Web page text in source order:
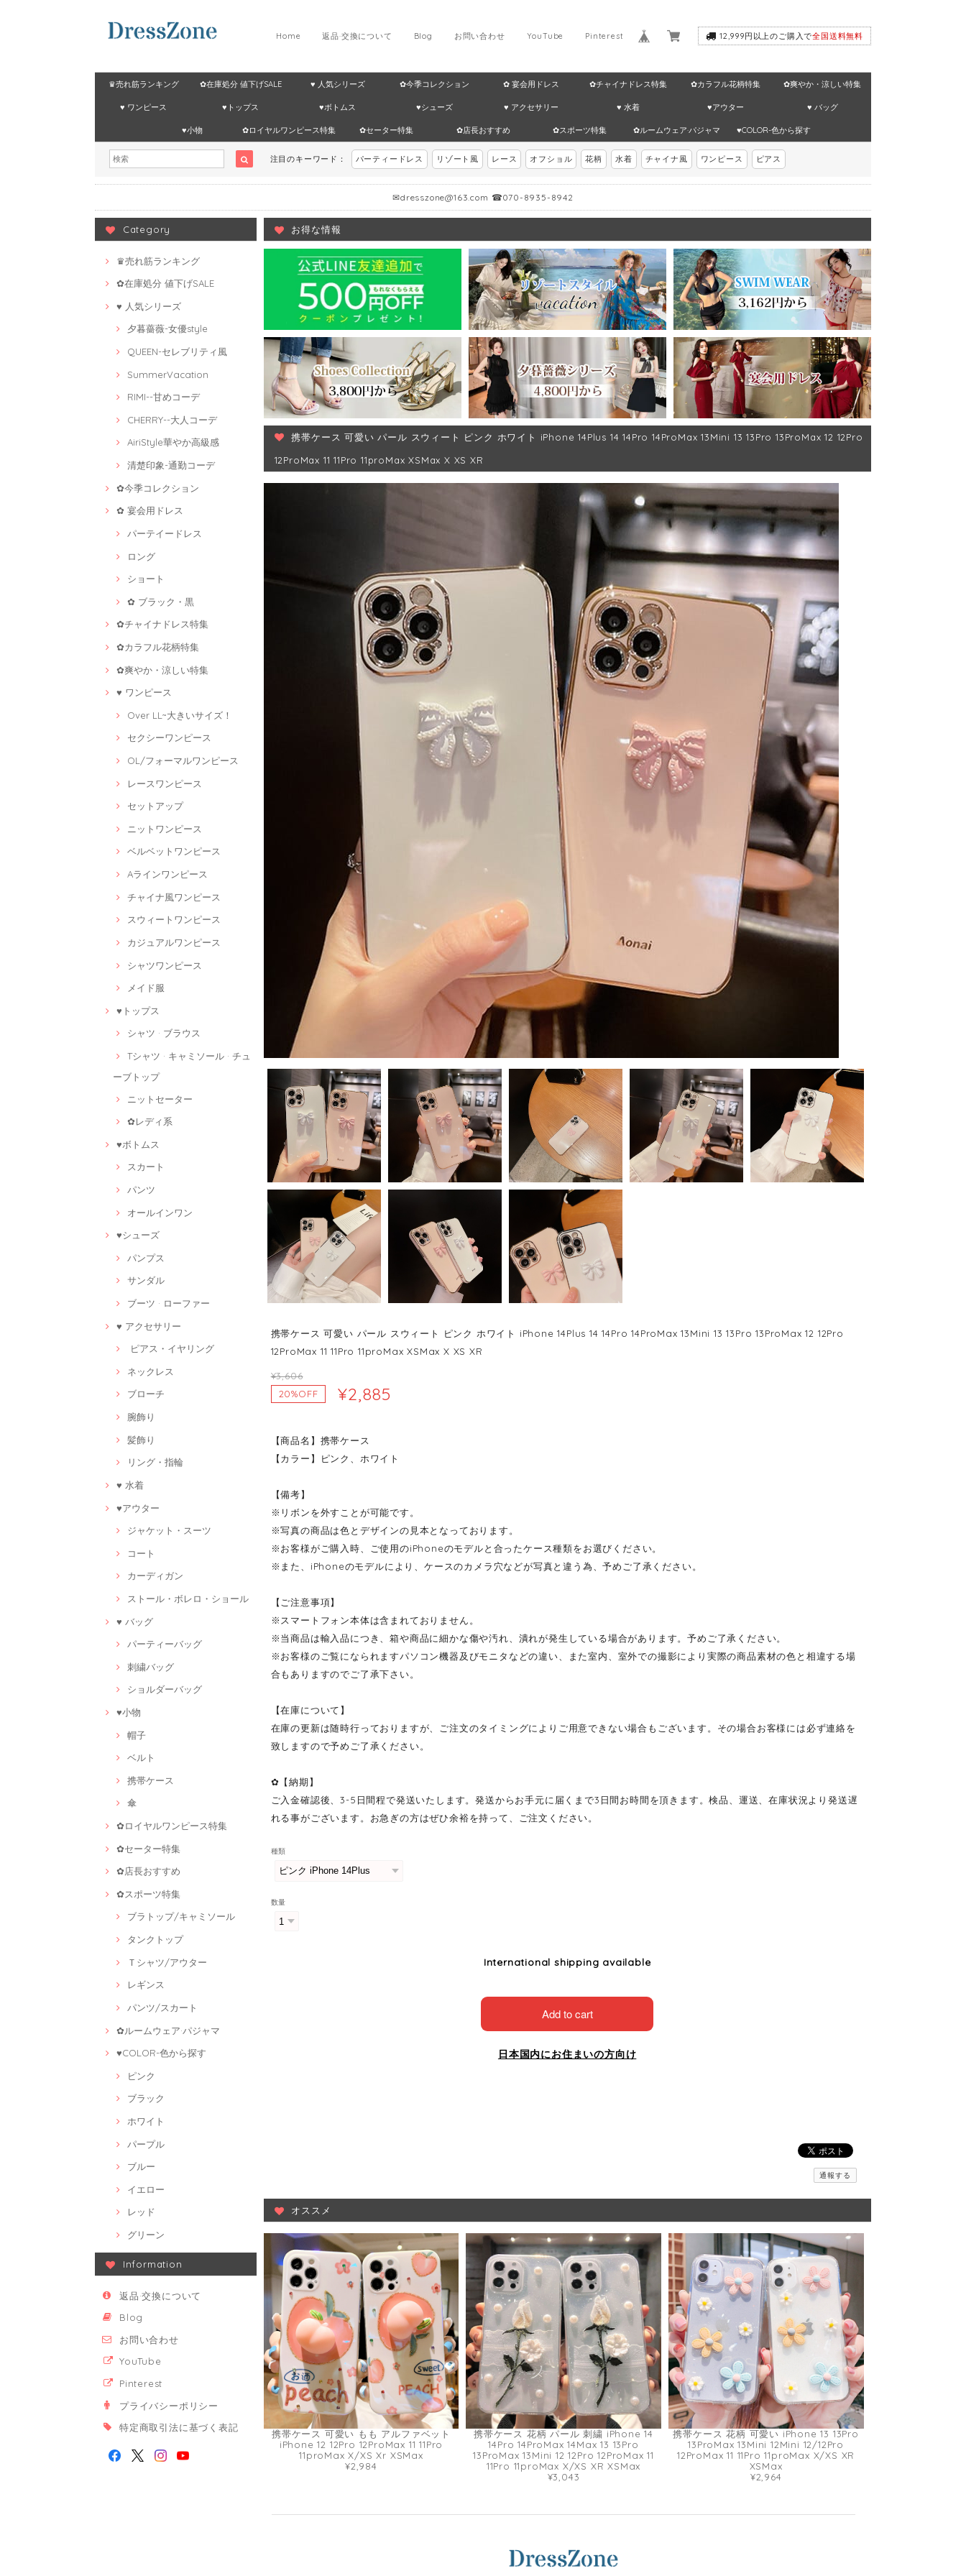
12,999円以上のご購入で全国送料無料
Pinterest
YouTube
お問い合わせ
Blog
返品·交換について
Home
♛売れ筋ランキング ✿在庫処分 値下げSALE ♥ 人気シリーズ ✿今季コレクション ✿ 宴会用ドレス ✿チャイナドレス特集 ✿カラフル花柄特集 ✿爽やか・涼しい特集
♥ ワンピース ♥トップス ♥ボトムス ♥シューズ ♥ アクセサリー ♥ 水着 ♥アウター ♥ バッグ
♥小物 ✿ロイヤルワンピース特集 ✿セーター特集 ✿店長おすすめ ✿スポーツ特集 ✿ルームウェア·パジャマ ♥COLOR-色から探す
注目のキーワード： パーティードレス リゾート風 レース オフショル 花柄 水着 チャイナ風 ワンピース ピアス
✉dresszone@163.com ☎070-8935-8942
Category
♛売れ筋ランキング
✿在庫処分 値下げSALE
♥ 人気シリーズ
夕暮薔薇-女優style
QUEEN-セレブリティ風
SummerVacation
RIMI--甘めコーデ
CHERRY--大人コーデ
AiriStyle華やか高級感
清楚印象-通勤コーデ
✿今季コレクション
✿ 宴会用ドレス
パーテイードレス
ロング
ショート
✿ ブラック・黒
✿チャイナドレス特集
✿カラフル花柄特集
✿爽やか・涼しい特集
♥ ワンピース
Over LL~大きいサイズ！
セクシーワンピース
OL/フォーマルワンピース
レースワンピース
セットアップ
ニットワンピース
ベルベットワンピース
Aラインワンピース
チャイナ風ワンピース
スウィートワンピース
カジュアルワンピース
シャツワンピース
メイド服
♥トップス
シャツ · ブラウス
Tシャツ · キャミソール · チュ
ーブトップ
ニットセーター
✿レディ系
♥ボトムス
スカート
パンツ
オールインワン
♥シューズ
パンプス
サンダル
ブーツ · ローファー
♥ アクセサリー
ピアス・イヤリング
ネックレス
ブローチ
腕飾り
髪飾り
リング・指輪
♥ 水着
♥アウター
ジャケット・スーツ
コート
カーディガン
ストール・ボレロ・ショール
♥ バッグ
パーティーバッグ
刺繍バッグ
ショルダーバッグ
♥小物
帽子
ベルト
携帯ケース
傘
✿ロイヤルワンピース特集
✿セーター特集
✿店長おすすめ
✿スポーツ特集
ブラトップ/キャミソール
タンクトップ
Ｔシャツ/アウター
レギンス
パンツ/スカート
✿ルームウェア·パジャマ
♥COLOR-色から探す
ピンク
ブラック
ホワイト
パープル
ブルー
イエロー
レッド
グリーン
Information
返品·交換について
Blog
お問い合わせ
YouTube
Pinterest
プライバシーポリシー
特定商取引法に基づく表記
お得な情報
携帯ケース 可愛い パール スウィート ピンク ホワイト iPhone 14Plus 14 14Pro 14ProMax 13Mini 13 13Pro 13ProMax 12 12Pro
12ProMax 11 11Pro 11proMax XSMax X XS XR
携帯ケース 可愛い パール スウィート ピンク ホワイト iPhone 14Plus 14 14Pro 14ProMax 13Mini 13 13Pro 13ProMax 12 12Pro
12ProMax 11 11Pro 11proMax XSMax X XS XR
¥3,606
20%OFF
¥2,885
【商品名】携帯ケース
【カラー】ピンク、ホワイト
【備考】
※リボンを外すことが可能です。
※写真の商品は色とデザインの見本となっております。
※お客様がご購入時、ご使用のiPhoneのモデルと合ったケース種類をお選びください。
※また、iPhoneのモデルにより、ケースのカメラ穴などが写真と違う為、予めご了承ください。
【ご注意事項】
※スマートフォン本体は含まれておりません。
※当商品は輸入品につき、箱や商品に細かな傷や汚れ、潰れが発生している場合があります。予めご了承ください。
※お客様のご覧になられますパソコン機器及びモニタなどの違い、また室内、室外での撮影により実際の商品素材の色と相違する場
合もありますのでご了承下さい。
【在庫について】
在庫の更新は随時行っておりますが、ご注文のタイミングによりご用意できない場合もございます。その場合お客様には必ず連絡を
致しますので予めご了承ください。
✿【納期】
ご入金確認後、3-5日間程で発送いたします。発送からお手元に届くまで3日間お時間を頂きます。検品、運送、在庫状況より発送遅
れる事がございます。お急ぎの方はぜひ余裕を持って、ご注文ください。
種類
数量
International shipping available
Add to cart
日本国内にお住まいの方向け
通報する
オススメ
携帯ケース 可愛い もも アルファベット
iPhone 12 12Pro 12ProMax 11 11Pro
11proMax X/XS Xr XSMax
¥2,984
携帯ケース 花柄 パール 刺繍 iPhone 14
14Pro 14ProMax 14Max 13 13Pro
13ProMax 13Mini 12 12Pro 12ProMax 11
11Pro 11proMax X/XS XR XSMax
¥3,043
携帯ケース 花柄 可愛い iPhone 13 13Pro
13ProMax 13Mini 12Mini 12/12Pro
12ProMax 11 11Pro 11proMax X/XS XR
XSMax
¥2,964